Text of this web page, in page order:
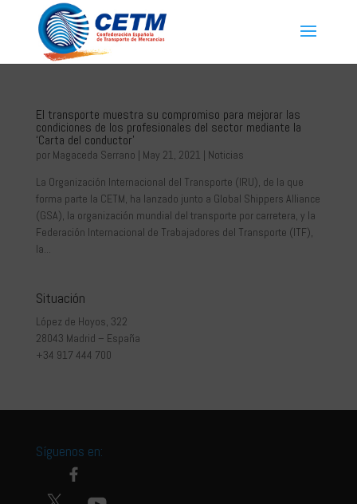
El transporte muestra su compromiso para mejorar las
condiciones de los profesionales del sector mediante la
‘Carta del conductor’
por Magaceda Serrano | May 21, 2021 | Noticias
La Organización Internacional del Transporte (IRU), de la que
forma parte la CETM, ha lanzado junto a Global Shippers Alliance
(GSA), la organización mundial del transporte por carretera, y la
Federación Internacional de Trabajadores del Transporte (ITF),
la...
Situación
López de Hoyos, 322
28043 Madrid – España
+34 917 444 700
Síguenos en: